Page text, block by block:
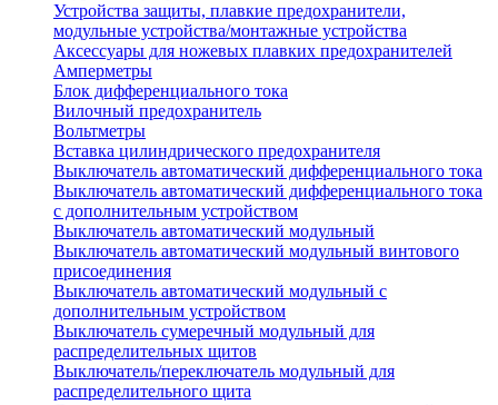
Устройства защиты, плавкие предохранители,
модульные устройства/монтажные устройства
Аксессуары для ножевых плавких предохранителей
Амперметры
Блок дифференциального тока
Вилочный предохранитель
Вольтметры
Вставка цилиндрического предохранителя
Выключатель автоматический дифференциального тока
Выключатель автоматический дифференциального тока
с дополнительным устройством
Выключатель автоматический модульный
Выключатель автоматический модульный винтового
присоединения
Выключатель автоматический модульный с
дополнительным устройством
Выключатель сумеречный модульный для
распределительных щитов
Выключатель/переключатель модульный для
распределительного щита